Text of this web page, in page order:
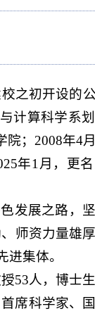
之初开设的
计算科学系
；2008年4
年1月，更
发展之路，坚
师资力量雄
进集体。
53人，博士
首席科学家、